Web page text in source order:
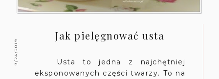
9/24/2019
Jak pielęgnować usta
Usta to jedna z najchętniej
eksponowanych części twarzy. To na